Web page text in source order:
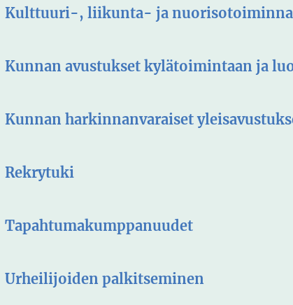
Kulttuuri-, liikunta- ja
Kunnan avustukset kylätoimintaan ja
Kunnan harkinnanvaraiset
Rekrytuki
Tapahtumakumppanuudet
Urheilijoiden palkitseminen